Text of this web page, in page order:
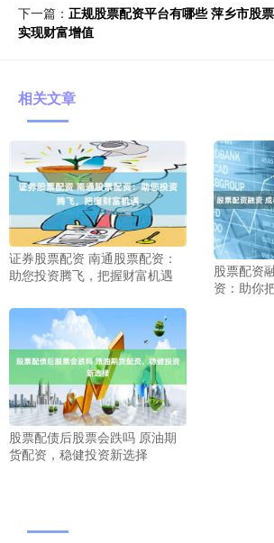
下一篇： 正规股票配资平台有哪些 萍乡市股
实现财富增值
相关文章
证券股票配资 南通股票配资：
助您投资腾飞，把握财富机遇
股票配资
资：助你
股票配债后股票会跌吗 原油期
货配资，稳健投资新选择